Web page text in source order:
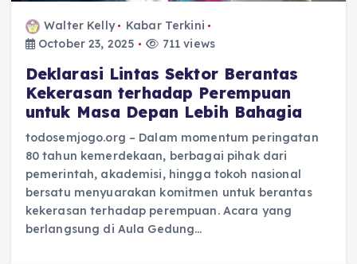
Walter Kelly
Kabar Terkini
October 23, 2025
711 views
Deklarasi Lintas Sektor Berantas
Kekerasan terhadap Perempuan
untuk Masa Depan Lebih Bahagia
todosemjogo.org – Dalam momentum peringatan
80 tahun kemerdekaan, berbagai pihak dari
pemerintah, akademisi, hingga tokoh nasional
bersatu menyuarakan komitmen untuk berantas
kekerasan terhadap perempuan. Acara yang
berlangsung di Aula Gedung…